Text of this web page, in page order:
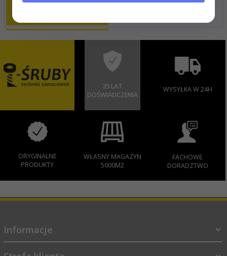
25 LAT
DOŚWIADCZENIA
WYSYŁKA W 24H
ORYGINALNE
PRODUKTY
WŁASNY MAGAZYN
5000M2
FACHOWE
DORADZTWO
Informacje